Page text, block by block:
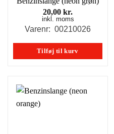
20,00 kr.
inkl. moms
Varenr: 00210026
Tilføj til kurv